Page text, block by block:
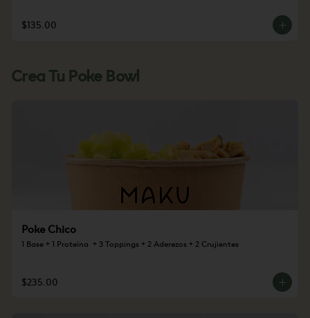
$135.00
Crea Tu Poke Bowl
Poke Chico
1 Base + 1 Proteína  + 3 Toppings + 2 Aderezos + 2 Crujientes
$235.00